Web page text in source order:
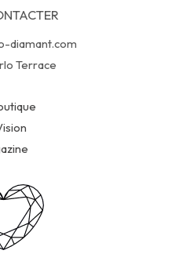
diamant.com
Terrace